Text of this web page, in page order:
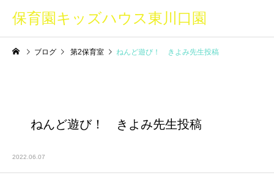
保育園キッズハウス東川口園
ブログ 第2保育室 ねんど遊び！ きよみ先生投稿
ねんど遊び！ きよみ先生投稿
2022.06.07